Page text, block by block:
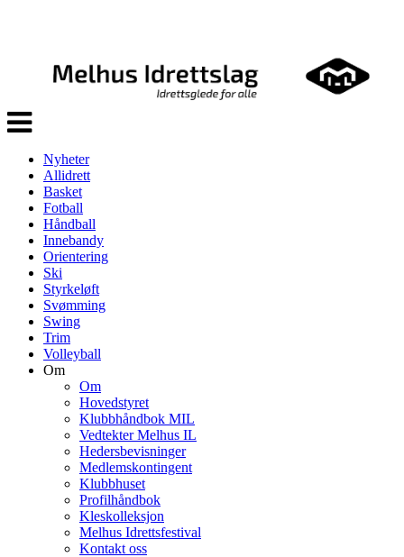
Veksle
navigasjon
Nyheter
Allidrett
Basket
Fotball
Håndball
Innebandy
Orientering
Ski
Styrkeløft
Svømming
Swing
Trim
Volleyball
Om
Om
Hovedstyret
Klubbhåndbok MIL
Vedtekter Melhus IL
Hedersbevisninger
Medlemskontingent
Klubbhuset
Profilhåndbok
Kleskolleksjon
Melhus Idrettsfestival
Kontakt oss